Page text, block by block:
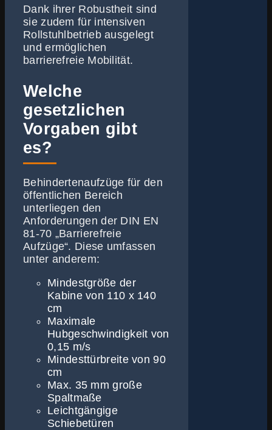
Dank ihrer Robustheit sind
sie zudem für intensiven
Rollstuhlbetrieb ausgelegt
und ermöglichen
barrierefreie Mobilität.
Welche
gesetzlichen
Vorgaben gibt
es?
Behindertenaufzüge für den
öffentlichen Bereich
unterliegen den
Anforderungen der DIN EN
81-70 „Barrierefreie
Aufzüge“. Diese umfassen
unter anderem:
Mindestgröße der
Kabine von 110 x 140
cm
Maximale
Hubgeschwindigkeit von
0,15 m/s
Mindesttürbreite von 90
cm
Max. 35 mm große
Spaltmaße
Leichtgängige
Schiebetüren